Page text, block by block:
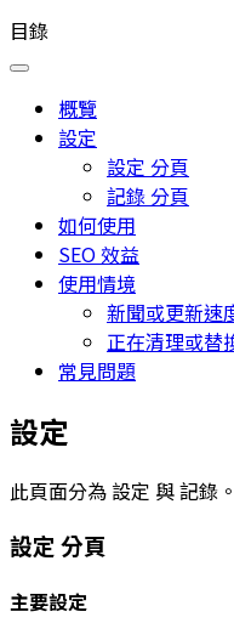
目錄
概覽
設定
設定 分頁
記錄 分頁
如何使用
SEO 效益
使用情境
新聞或更新速
正在清理或替
常見問題
設定
此頁面分為 設定 與記錄 。
設定 分頁
主要設定